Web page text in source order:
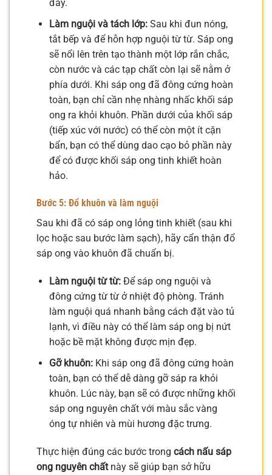
đáy.
Làm nguội và tách lớp:Sau khi đun nóng,
tắt bếp và để hỗn hợp nguội từ từ. Sáp ong
sẽ nổi lên trên tạo thành một lớp rắn chắc,
còn nước và các tạp chất còn lại sẽ nằm ở
phía dưới. Khi sáp ong đã đông cứng hoàn
toàn, bạn chỉ cần nhẹ nhàng nhấc khối sáp
ong ra khỏi khuôn. Phần dưới của khối sáp
(tiếp xúc với nước) có thể còn một ít cặn
bẩn, bạn có thể dùng dao cạo bỏ phần này
để có được khối sáp ong tinh khiết hoàn
hảo.
Bước 5: Đổ khuôn và làm nguội
Sau khi đã có sáp ong lỏng tinh khiết (sau khi
lọc hoặc sau bước làm sạch), hãy cẩn thận đổ
sáp ong vào khuôn đã chuẩn bị.
Làm nguội từ từ:Để sáp ong nguội và
đông cứng từ từ ở nhiệt độ phòng. Tránh
làm nguội quá nhanh bằng cách đặt vào tủ
lạnh, vì điều này có thể làm sáp ong bị nứt
hoặc bề mặt không được mịn đẹp.
Gỡ khuôn:Khi sáp ong đã đông cứng hoàn
toàn, bạn có thể dễ dàng gỡ sáp ra khỏi
khuôn. Lúc này, bạn sẽ có được những khối
sáp ong nguyên chất với màu sắc vàng
óng tự nhiên và mùi hương đặc trưng.
Thực hiện đúng các bước trong cách nấu sáp
ong nguyên chấtnày sẽ giúp bạn sở hữu